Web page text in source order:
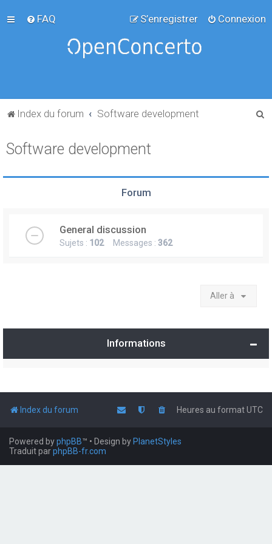
FAQ Connexion
S’enregistrer
Index du forum Software development
e
Software development
Forum
General discussion
Sujets : 102Messages : 362
Aller à
Informations
Index du forum Heures au formatUTC
Powered byphpBB™ • Design by PlanetStyles
Traduit parphpBB-fr.com